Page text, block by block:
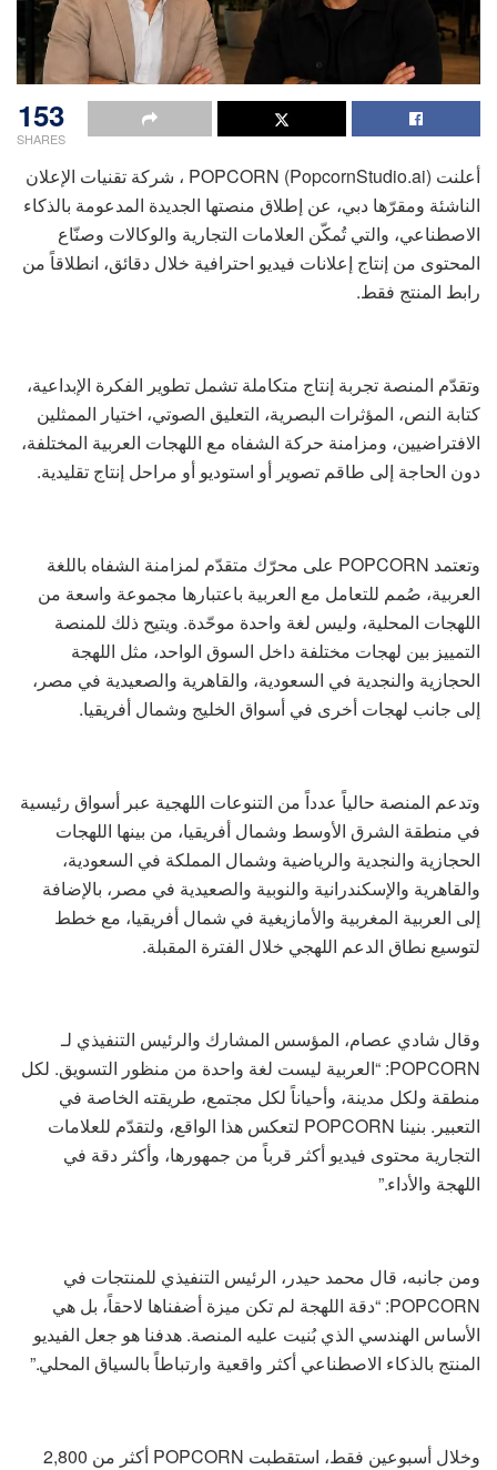
153
SHARES
أعلنت POPCORN (PopcornStudio.ai) ، شركة تقنيات الإعلان
الناشئة ومقرّها دبي، عن إطلاق منصتها الجديدة المدعومة بالذكاء
الاصطناعي، والتي تُمكّن العلامات التجارية والوكالات وصنّاع
المحتوى من إنتاج إعلانات فيديو احترافية خلال دقائق، انطلاقاً من
رابط المنتج فقط.
وتقدّم المنصة تجربة إنتاج متكاملة تشمل تطوير الفكرة الإبداعية،
كتابة النص، المؤثرات البصرية، التعليق الصوتي، اختيار الممثلين
الافتراضيين، ومزامنة حركة الشفاه مع اللهجات العربية المختلفة،
دون الحاجة إلى طاقم تصوير أو استوديو أو مراحل إنتاج تقليدية.
وتعتمد POPCORN على محرّك متقدّم لمزامنة الشفاه باللغة
العربية، صُمم للتعامل مع العربية باعتبارها مجموعة واسعة من
اللهجات المحلية، وليس لغة واحدة موحّدة. ويتيح ذلك للمنصة
التمييز بين لهجات مختلفة داخل السوق الواحد، مثل اللهجة
الحجازية والنجدية في السعودية، والقاهرية والصعيدية في مصر،
إلى جانب لهجات أخرى في أسواق الخليج وشمال أفريقيا.
وتدعم المنصة حالياً عدداً من التنوعات اللهجية عبر أسواق رئيسية
في منطقة الشرق الأوسط وشمال أفريقيا، من بينها اللهجات
الحجازية والنجدية والرياضية وشمال المملكة في السعودية،
والقاهرية والإسكندرانية والنوبية والصعيدية في مصر، بالإضافة
إلى العربية المغربية والأمازيغية في شمال أفريقيا، مع خطط
لتوسيع نطاق الدعم اللهجي خلال الفترة المقبلة.
وقال شادي عصام، المؤسس المشارك والرئيس التنفيذي لـ
POPCORN: “العربية ليست لغة واحدة من منظور التسويق. لكل
منطقة ولكل مدينة، وأحياناً لكل مجتمع، طريقته الخاصة في
التعبير. بنينا POPCORN لتعكس هذا الواقع، ولتقدّم للعلامات
التجارية محتوى فيديو أكثر قرباً من جمهورها، وأكثر دقة في
اللهجة والأداء.”
ومن جانبه، قال محمد حيدر، الرئيس التنفيذي للمنتجات في
POPCORN: “دقة اللهجة لم تكن ميزة أضفناها لاحقاً، بل هي
الأساس الهندسي الذي بُنيت عليه المنصة. هدفنا هو جعل الفيديو
المنتج بالذكاء الاصطناعي أكثر واقعية وارتباطاً بالسياق المحلي.”
وخلال أسبوعين فقط، استقطبت POPCORN أكثر من 2,800